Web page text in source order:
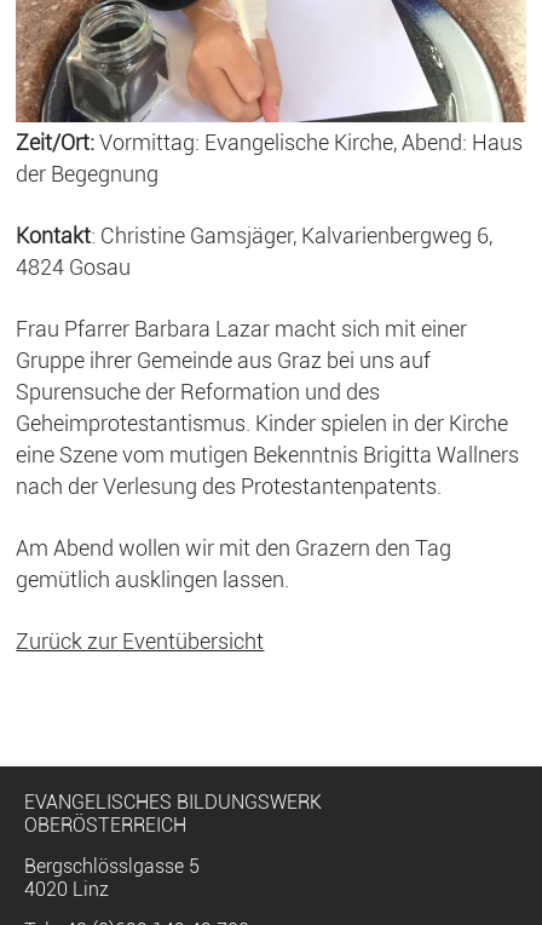
Zeit/Ort:Vormittag: Evangelische Kirche, Abend: Haus
der Begegnung
Kontakt: Christine Gamsjäger, Kalvarienbergweg 6,
4824 Gosau
Frau Pfarrer Barbara Lazar macht sich mit einer
Gruppe ihrer Gemeinde aus Graz bei uns auf
Spurensuche der Reformation und des
Geheimprotestantismus. Kinder spielen in der Kirche
eine Szene vom mutigen Bekenntnis Brigitta Wallners
nach der Verlesung des Protestantenpatents.
Am Abend wollen wir mit den Grazern den Tag
gemütlich ausklingen lassen.
Zurück zur Eventübersicht
EVANGELISCHES BILDUNGSWERK
OBERÖSTERREICH
Bergschlösslgasse 5
4020 Linz